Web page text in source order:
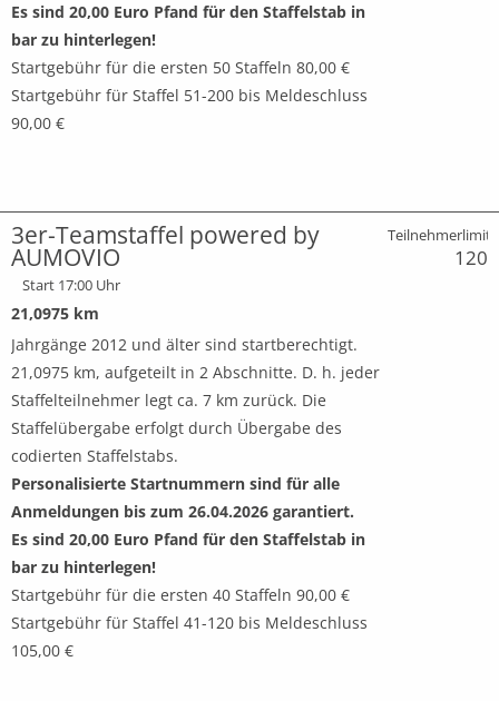
Es sind 20,00 Euro Pfand für den Staffelstab in
bar zu hinterlegen!
Startgebühr für die ersten 50 Staffeln 80,00 €
Startgebühr für Staffel 51-200 bis Meldeschluss
90,00 €
3er-Teamstaffel powered by
AUMOVIO
Start 17:00 Uhr
21,0975 km
Jahrgänge 2012 und älter sind startberechtigt.
21,0975 km, aufgeteilt in 2 Abschnitte. D. h. jeder
Staffelteilnehmer legt ca. 7 km zurück. Die
Staffelübergabe erfolgt durch Übergabe des
codierten Staffelstabs.
Personalisierte Startnummern sind für alle
Anmeldungen bis zum 26.04.2026 garantiert.
Es sind 20,00 Euro Pfand für den Staffelstab in
bar zu hinterlegen!
Startgebühr für die ersten 40 Staffeln 90,00 €
Startgebühr für Staffel 41-120 bis Meldeschluss
105,00 €
Teilnehmerlimit:
120